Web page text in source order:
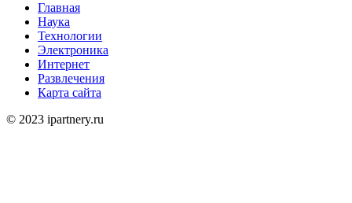
Главная
Наука
Технологии
Электроника
Интернет
Развлечения
Карта сайта
© 2023 ipartnery.ru